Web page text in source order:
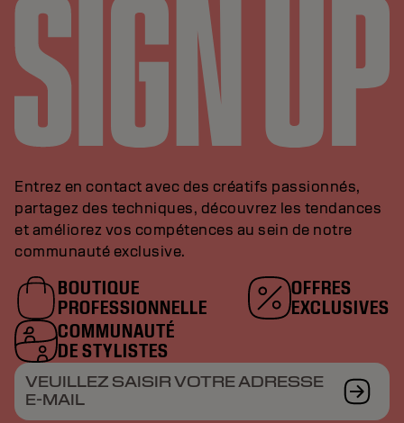
Entrez en contact avec des créatifs passionnés,
partagez des techniques, découvrez les tendances
et améliorez vos compétences au sein de notre
communauté exclusive.
BOUTIQUE
PROFESSIONNELLE
OFFRES
EXCLUSIVES
COMMUNAUTÉ
DE STYLISTES
VEUILLEZ SAISIR VOTRE ADRESSE
E-MAIL